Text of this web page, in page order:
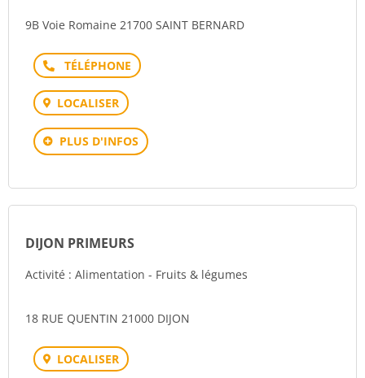
9B Voie Romaine 21700 SAINT BERNARD
Téléphone
LOCALISER
PLUS D'INFOS
DIJON PRIMEURS
Activité : Alimentation - Fruits & légumes
18 RUE QUENTIN 21000 DIJON
LOCALISER